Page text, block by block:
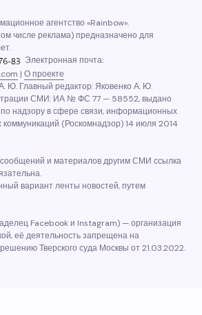
агентство «Rainbow».
числе реклама) предназначено для
Электронная почта:
| О проекте
Ю. Главный редактор: Яковенко А. Ю.
СМИ: ИА № ФС 77 — 58552, выдано
надзору в сфере связи, информационных
коммуникаций (Роскомнадзор) 14 июля 2014
и материалов другим СМИ ссылка
вариант ленты новостей, путем
Facebook и Instagram) — организация
её деятельность запрещена на
Тверского суда Москвы от 21.03.2022.